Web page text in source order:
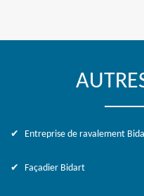
Entreprise de ravalement
Façadier Bidart